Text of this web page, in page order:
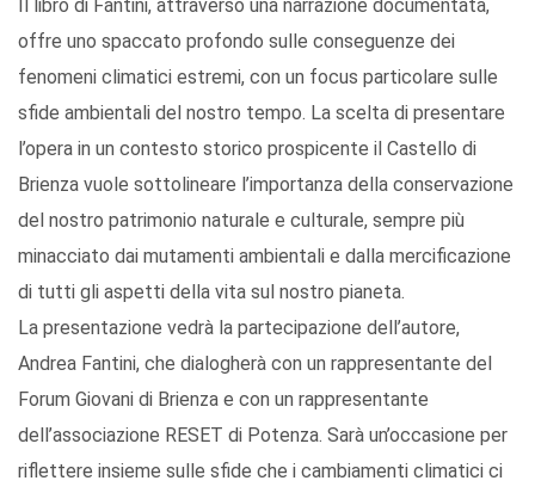
Il libro di Fantini, attraverso una narrazione documentata,
offre uno spaccato profondo sulle conseguenze dei
fenomeni climatici estremi, con un focus particolare sulle
sfide ambientali del nostro tempo. La scelta di presentare
l’opera in un contesto storico prospicente il Castello di
Brienza vuole sottolineare l’importanza della conservazione
del nostro patrimonio naturale e culturale, sempre più
minacciato dai mutamenti ambientali e dalla mercificazione
di tutti gli aspetti della vita sul nostro pianeta.
La presentazione vedrà la partecipazione dell’autore,
Andrea Fantini, che dialogherà con un rappresentante del
Forum Giovani di Brienza e con un rappresentante
dell’associazione RESET di Potenza. Sarà un’occasione per
riflettere insieme sulle sfide che i cambiamenti climatici ci